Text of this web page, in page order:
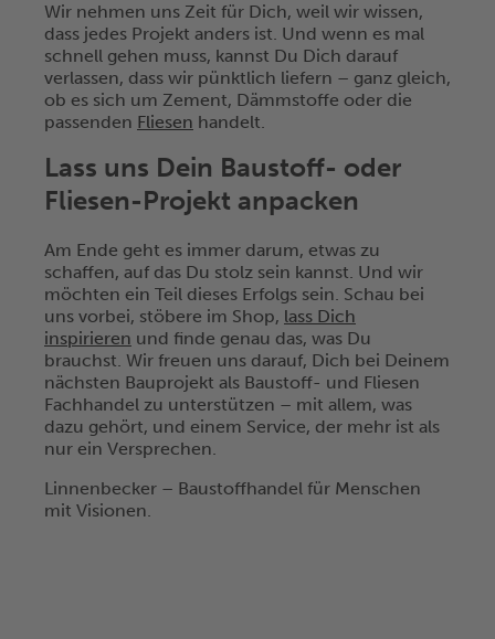
Wir nehmen uns Zeit für Dich, weil wir wissen,
dass jedes Projekt anders ist. Und wenn es mal
schnell gehen muss, kannst Du Dich darauf
verlassen, dass wir pünktlich liefern – ganz gleich,
ob es sich um Zement, Dämmstoffe oder die
passenden Fliesen handelt.
Lass uns Dein Baustoff- oder
Fliesen-Projekt anpacken
Am Ende geht es immer darum, etwas zu
schaffen, auf das Du stolz sein kannst. Und wir
möchten ein Teil dieses Erfolgs sein. Schau bei
uns vorbei, stöbere im Shop, lass Dich
inspirieren und finde genau das, was Du
brauchst. Wir freuen uns darauf, Dich bei Deinem
nächsten Bauprojekt als Baustoff- und Fliesen
Fachhandel zu unterstützen – mit allem, was
dazu gehört, und einem Service, der mehr ist als
nur ein Versprechen.
Linnenbecker – Baustoffhandel für Menschen
mit Visionen.